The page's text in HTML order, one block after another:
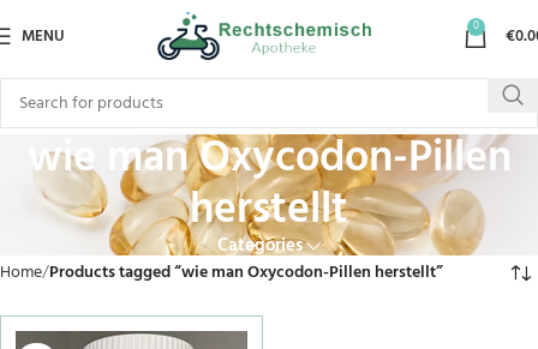
MENU 0 €
wie man Oxycodon-Pillen
herstellt
Categories
Home Products tagged “wie man Oxycodon-Pillen herstellt”